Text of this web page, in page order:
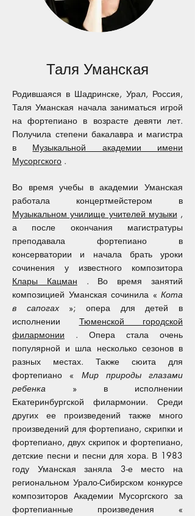
Таля Уманская
Родившаяся в Шадринске, Урал, Россия,
Таля Уманская начала заниматься игрой
на фортепиано в возрасте девяти лет.
Получила степени бакалавра и магистра
в Музыкальной академии имени
Мусоргского .
Во время учебы в академии Уманская
работала концертмейстером в
Музыкальном училище учителей музыки ,
а после окончания магистратуры
преподавала фортепиано в
консерватории и начала брать уроки
сочинения у известного композитора
Клары Кацман . Во время занятий
композицией Уманская сочинила « Кота
в сапогах»; опера для детей в
исполнении Тюменской городской
филармонии . Опера стала очень
популярной и шла несколько сезонов в
разных местах. Также сюита для
фортепиано « Мир природы глазами
ребенка » в исполнении
Екатеринбургской филармонии. Среди
других ее произведений также много
произведений для фортепиано, скрипки и
фортепиано, двух скрипок и фортепиано,
детские песни и песни для хора. В 1983
году Уманская заняла 3-е место на
региональном Урало-Сибирском конкурсе
композиторов Академии Мусоргского за
фортепианные произведения «